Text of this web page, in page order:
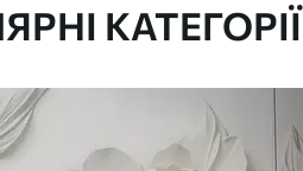
КАТЕГОРІЇ